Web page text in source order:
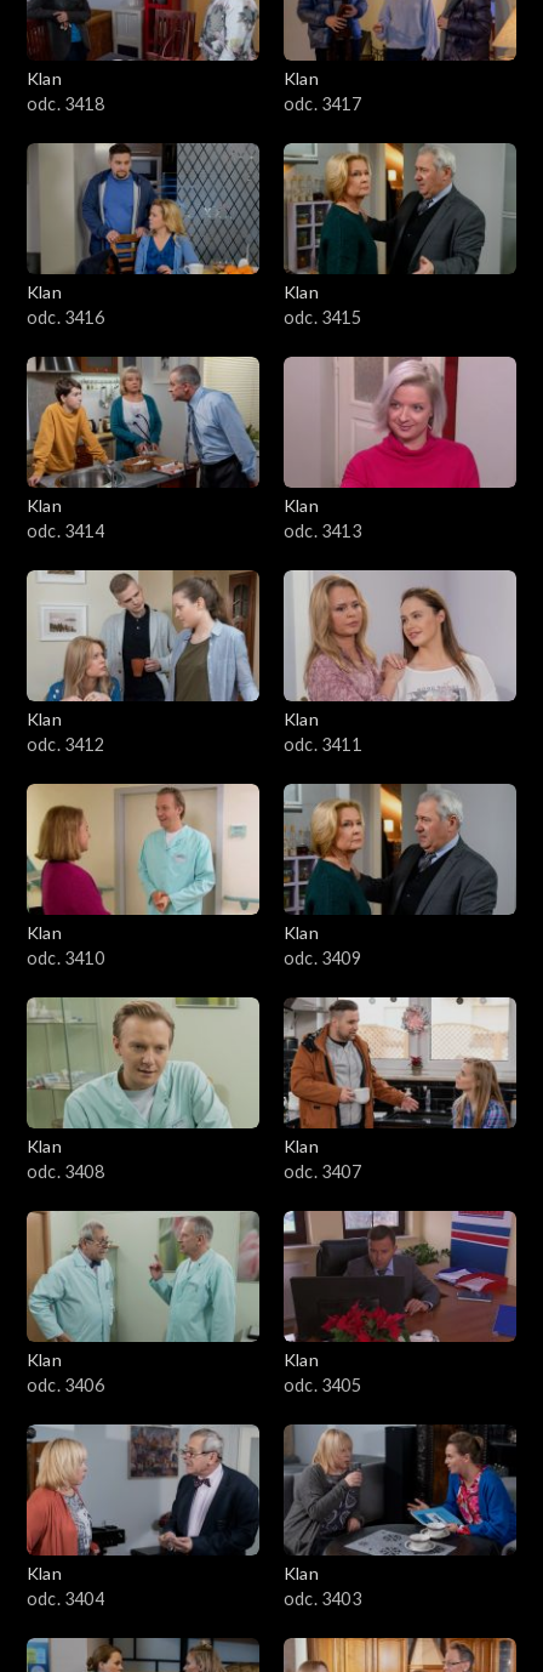
Klan
odc. 3418
Klan
odc. 3417
Klan
odc. 3416
Klan
odc. 3415
Klan
odc. 3414
Klan
odc. 3413
Klan
odc. 3412
Klan
odc. 3411
Klan
odc. 3410
Klan
odc. 3409
Klan
odc. 3408
Klan
odc. 3407
Klan
odc. 3406
Klan
odc. 3405
Klan
odc. 3404
Klan
odc. 3403